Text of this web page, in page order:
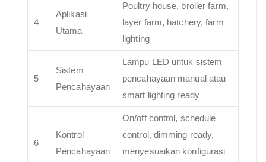
4
Aplikasi
Utama
Poultry house, broiler farm,
layer farm, hatchery, farm
lighting
5
Sistem
Pencahayaan
Lampu LED untuk sistem
pencahayaan manual atau
smart lighting ready
6
Kontrol
Pencahayaan
On/off control, schedule
control, dimming ready,
menyesuaikan konfigurasi